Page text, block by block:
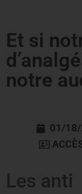
Et si
notre
01/
Les anti